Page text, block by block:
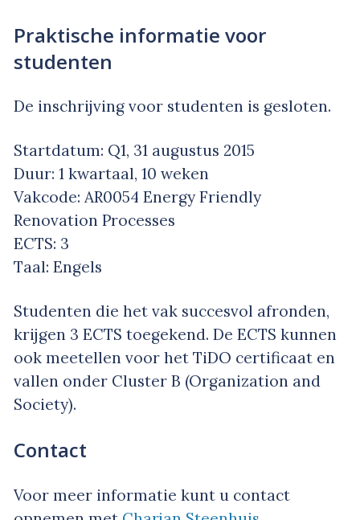
Praktische informatie voor
studenten
De inschrijving voor studenten is gesloten.
Startdatum: Q1, 31 augustus 2015
Duur: 1 kwartaal, 10 weken
Vakcode: AR0054 Energy Friendly
Renovation Processes
ECTS: 3
Taal: Engels
Studenten die het vak succesvol afronden,
krijgen 3 ECTS toegekend. De ECTS kunnen
ook meetellen voor het TiDO certificaat en
vallen onder Cluster B (Organization and
Society).
Contact
Voor meer informatie kunt u contact